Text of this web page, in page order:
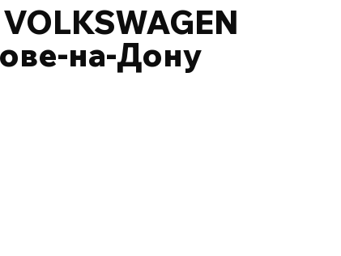
на-Дону